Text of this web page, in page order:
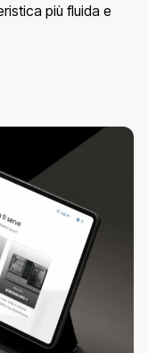
più fluida e